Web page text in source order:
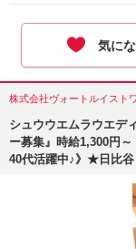
気に
シュウウエムラウエデ
ー募集』時給1,300円
40代活躍中♪》★日比